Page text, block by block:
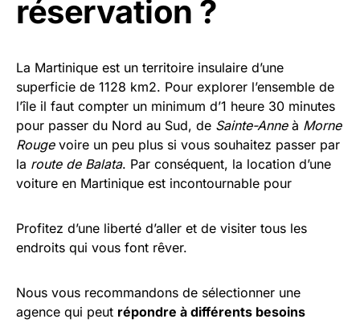
réservation ?
La Martinique est un territoire insulaire d’une
superficie de 1128 km2. Pour explorer l’ensemble de
l’île il faut compter un minimum d’1 heure 30 minutes
pour passer du Nord au Sud, de Sainte-Anneà Morne
Rouge voire un peu plus si vous souhaitez passer par
la route de Balata. Par conséquent, la location d’une
voiture en Martinique est incontournable pour
Profitez d’une liberté d’aller et de visiter tous les
endroits qui vous font rêver.
Nous vous recommandons de sélectionner une
agence qui peut répondre à différents besoins